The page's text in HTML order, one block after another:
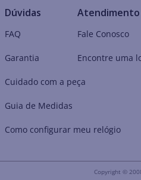
Dúvidas
FAQ
Garantia
Cuidado com a peça
Guia de Medidas
Como configurar meu relógio
Atendimento
Fale Conosco
Encontre uma
Copyright ©